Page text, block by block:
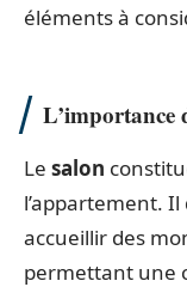
éléments à
L’importance
Le salon
l’appartement.
accueillir des
permettant une